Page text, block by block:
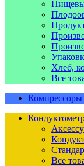
Хлеб,
Все
Компрессоры
Все